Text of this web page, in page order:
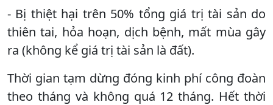
- Bị thiệt hại trên 50% tổng giá trị tài sản do
thiên tai, hỏa hoạn, dịch bệnh, mất mùa gây
ra (không kể giá trị tài sản là đất).
Thời gian tạm dừng đóng kinh phí công đoàn
theo tháng và không quá 12 tháng. Hết thời